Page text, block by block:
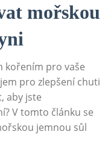
mořskou
kořením pro vaše
pro zlepšení chuti
aby jste
V tomto článku se
jemnou sůl